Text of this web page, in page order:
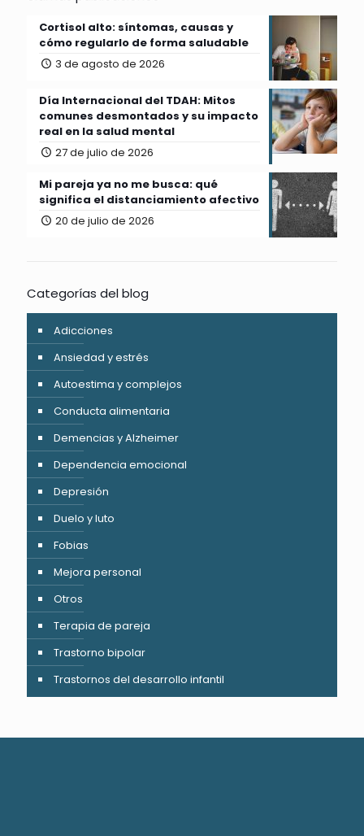
Cortisol alto: síntomas, causas y
cómo regularlo de forma saludable
3 de agosto de 2026
Día Internacional del TDAH: Mitos
comunes desmontados y su impacto
real en la salud mental
27 de julio de 2026
Mi pareja ya no me busca: qué
significa el distanciamiento afectivo
20 de julio de 2026
Categorías del blog
Adicciones
Ansiedad y estrés
Autoestima y complejos
Conducta alimentaria
Demencias y Alzheimer
Dependencia emocional
Depresión
Duelo y luto
Fobias
Mejora personal
Otros
Terapia de pareja
Trastorno bipolar
Trastornos del desarrollo infantil